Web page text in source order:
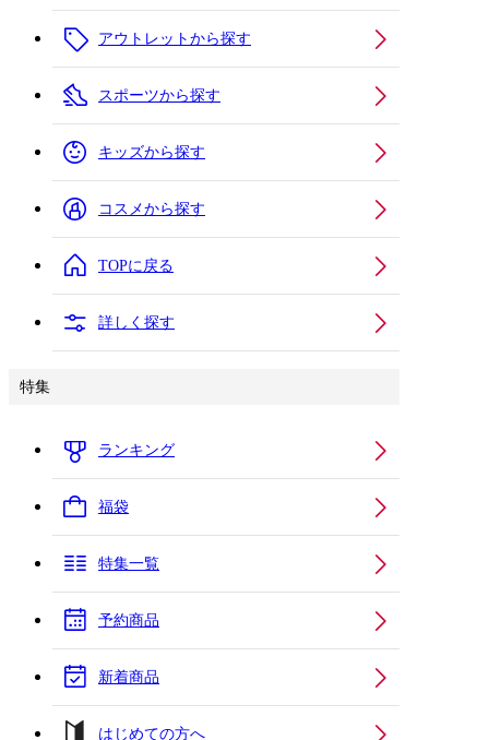
アウトレットから探す
スポーツから探す
キッズから探す
コスメから探す
TOPに戻る
詳しく探す
特集
ランキング
福袋
特集一覧
予約商品
新着商品
はじめての方へ